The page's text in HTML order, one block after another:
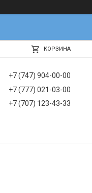
КОРЗИНА
+7 (747) 904-00-00
+7 (777) 021-03-00
+7 (707) 123-43-33